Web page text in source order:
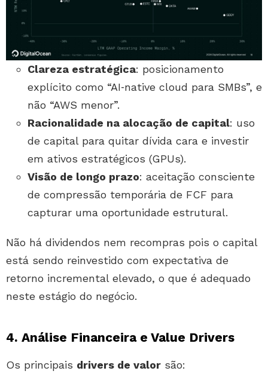
Clareza estratégica: posicionamento
explícito como “AI‑native cloud para SMBs”, e
não “AWS menor”.
Racionalidade na alocação de capital: uso
de capital para quitar dívida cara e investir
em ativos estratégicos (GPUs).
Visão de longo prazo: aceitação consciente
de compressão temporária de FCF para
capturar uma oportunidade estrutural.
Não há dividendos nem recompras pois o capital
está sendo reinvestido com expectativa de
retorno incremental elevado, o que é adequado
neste estágio do negócio.
4. Análise Financeira e Value Drivers
Os principais drivers de valor são: